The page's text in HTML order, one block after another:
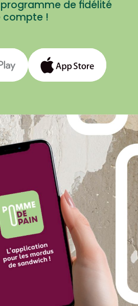
de fidélité
compte !